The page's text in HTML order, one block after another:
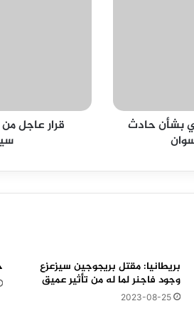
بشأن حادث
في
قرار عاجل
بريطانيا: مقتل بريجوجين سيزعزع
وجود فاجنر لما له من تأثير عميق
2023-08-25